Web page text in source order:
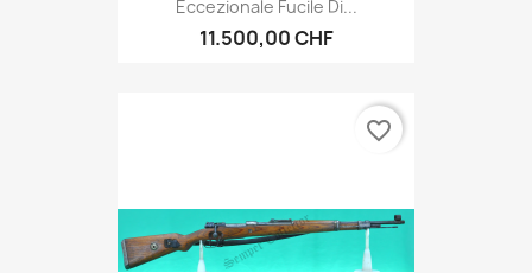
Eccezionale Fucile Di...
11.500,00 CHF
favorite_border